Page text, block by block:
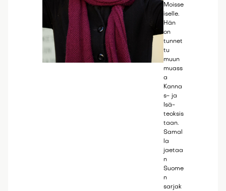
Moisse
iselle.
Hän
on
tunnet
tu
muun
muass
a
Kanna
s- ja
Isä-
teoksis
taan.
Samal
la
jaetaa
n
Suome
n
sarjak